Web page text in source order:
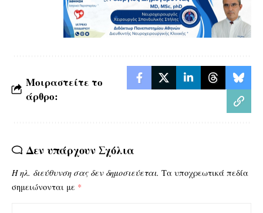
Μοιραστείτε το
άρθρο:
Δεν υπάρχουν Σχόλια
Η ηλ. διεύθυνση σας δεν δημοσιεύεται. Τα υποχρεωτικά πεδία
σημειώνονται με *